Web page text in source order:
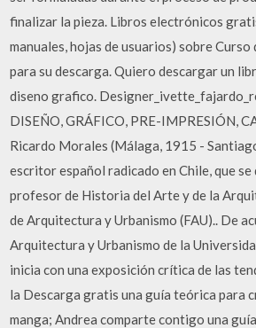
finalizar la pieza. Libros electrónicos
manuales, hojas de usuarios) sobre
para su descarga. Quiero descargar un
diseno grafico.
DISEÑO, GRÁFICO, PRE-IMPRESIÓN,
Ricardo Morales (Málaga, 1915 -
escritor español radicado en Chile, que se
profesor de Historia del Arte y de la
de Arquitectura y Urbanismo (FAU).. De
Arquitectura y Urbanismo de la
inicia con una exposición crítica de las
la Descarga gratis una guía teórica para
manga; Andrea comparte contigo una